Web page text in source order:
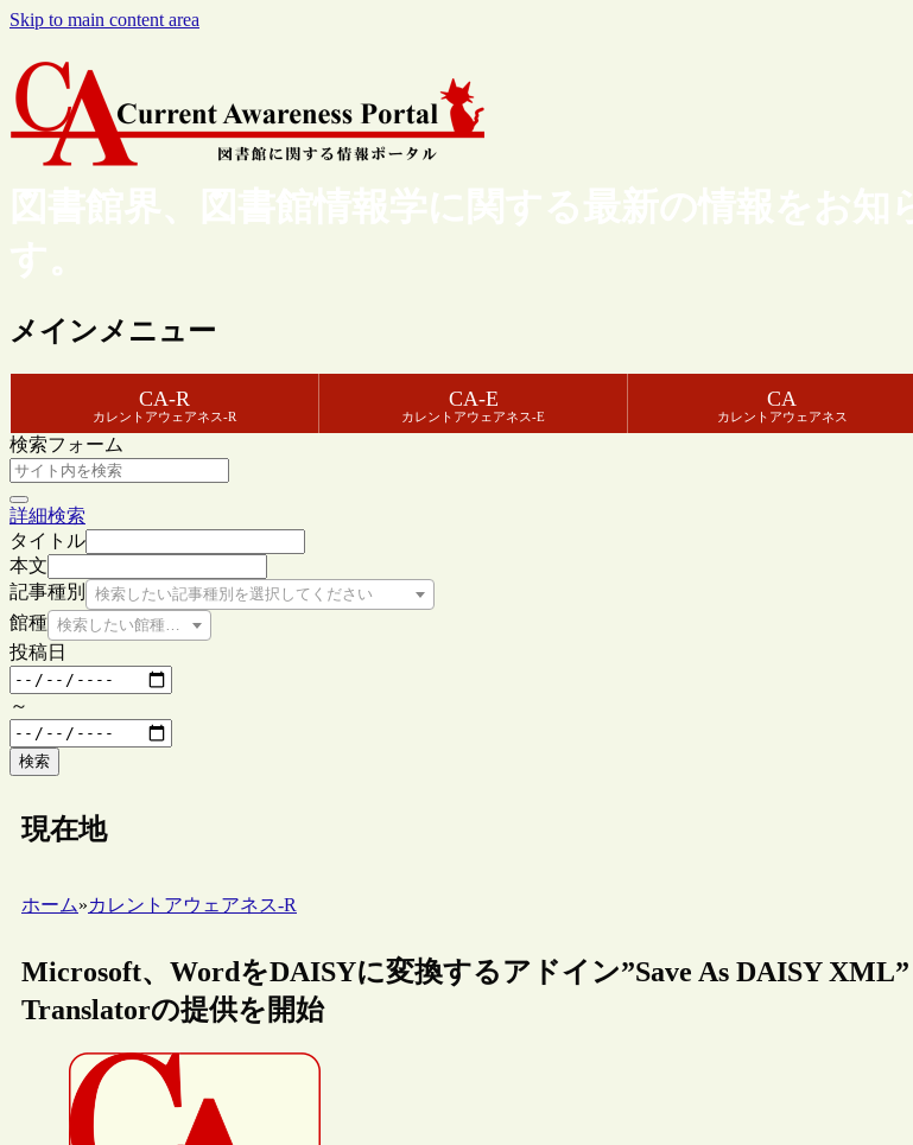
Skip to main content area
図書館界、図書館情報学に関する最新の情報をお
す。
メインメニュー
CA-R
カレントアウェアネス-R
CA-E
カレントアウェアネス-E
CA
カレントアウェアネス
検索フォーム
詳細検索
タイトル
本文
記事種別
検索したい記事種別を選択してください
館種 検索したい館種を選択してください
投稿日
～
検索
現在地
ホーム»カレントアウェアネス-R
Microsoft、WordをDAISYに変換するアドイン”Save As DAISY XML”
Translatorの提供を開始